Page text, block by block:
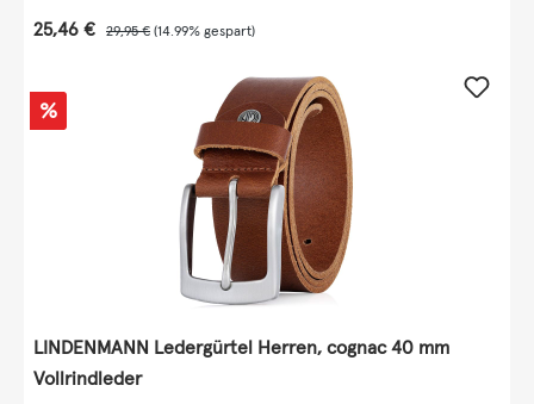
Verkaufspreis:
25,46 € Regulärer Preis:
29,95 € (14.99% gespart)
Rabatt
%
LINDENMANN Ledergürtel Herren, cognac 40 mm
Vollrindleder